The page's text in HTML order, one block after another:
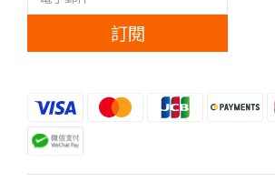
訂閱